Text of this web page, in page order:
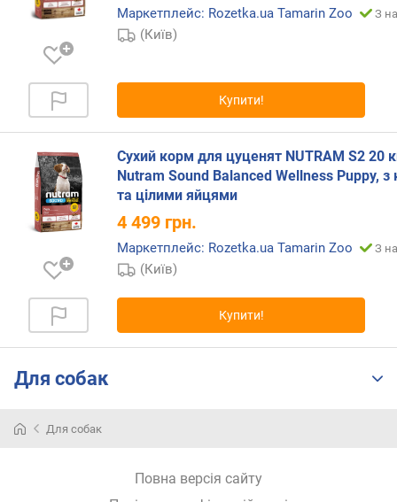
о
у
л
я
н
с
т
ю
в
д
ш
и
о
Маркетплейс: Rozetka.ua Tamarin Zoo З
(Київ)
Купити!
Сухий корм для цуценят NUTRAM S2 20
Nutram Sound Balanced Wellness Puppy, з
та цілими яйцями
4 499 грн.
Маркетплейс: Rozetka.ua Tamarin Zoo З
(Київ)
Купити!
Для собак
Для собак
Повна версія сайту